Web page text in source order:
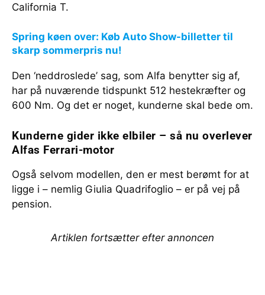
California T.
Spring køen over: Køb Auto Show-billetter til
skarp sommerpris nu!
Den ‘neddroslede’ sag, som Alfa benytter sig af,
har på nuværende tidspunkt 512 hestekræfter og
600 Nm. Og det er noget, kunderne skal bede om.
Kunderne gider ikke elbiler – så nu overlever
Alfas Ferrari-motor
Også selvom modellen, den er mest berømt for at
ligge i – nemlig Giulia Quadrifoglio – er på vej på
pension.
Artiklen fortsætter efter annoncen